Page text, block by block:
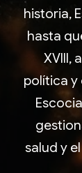
historia,
hasta
XVIII,
política y
salud y